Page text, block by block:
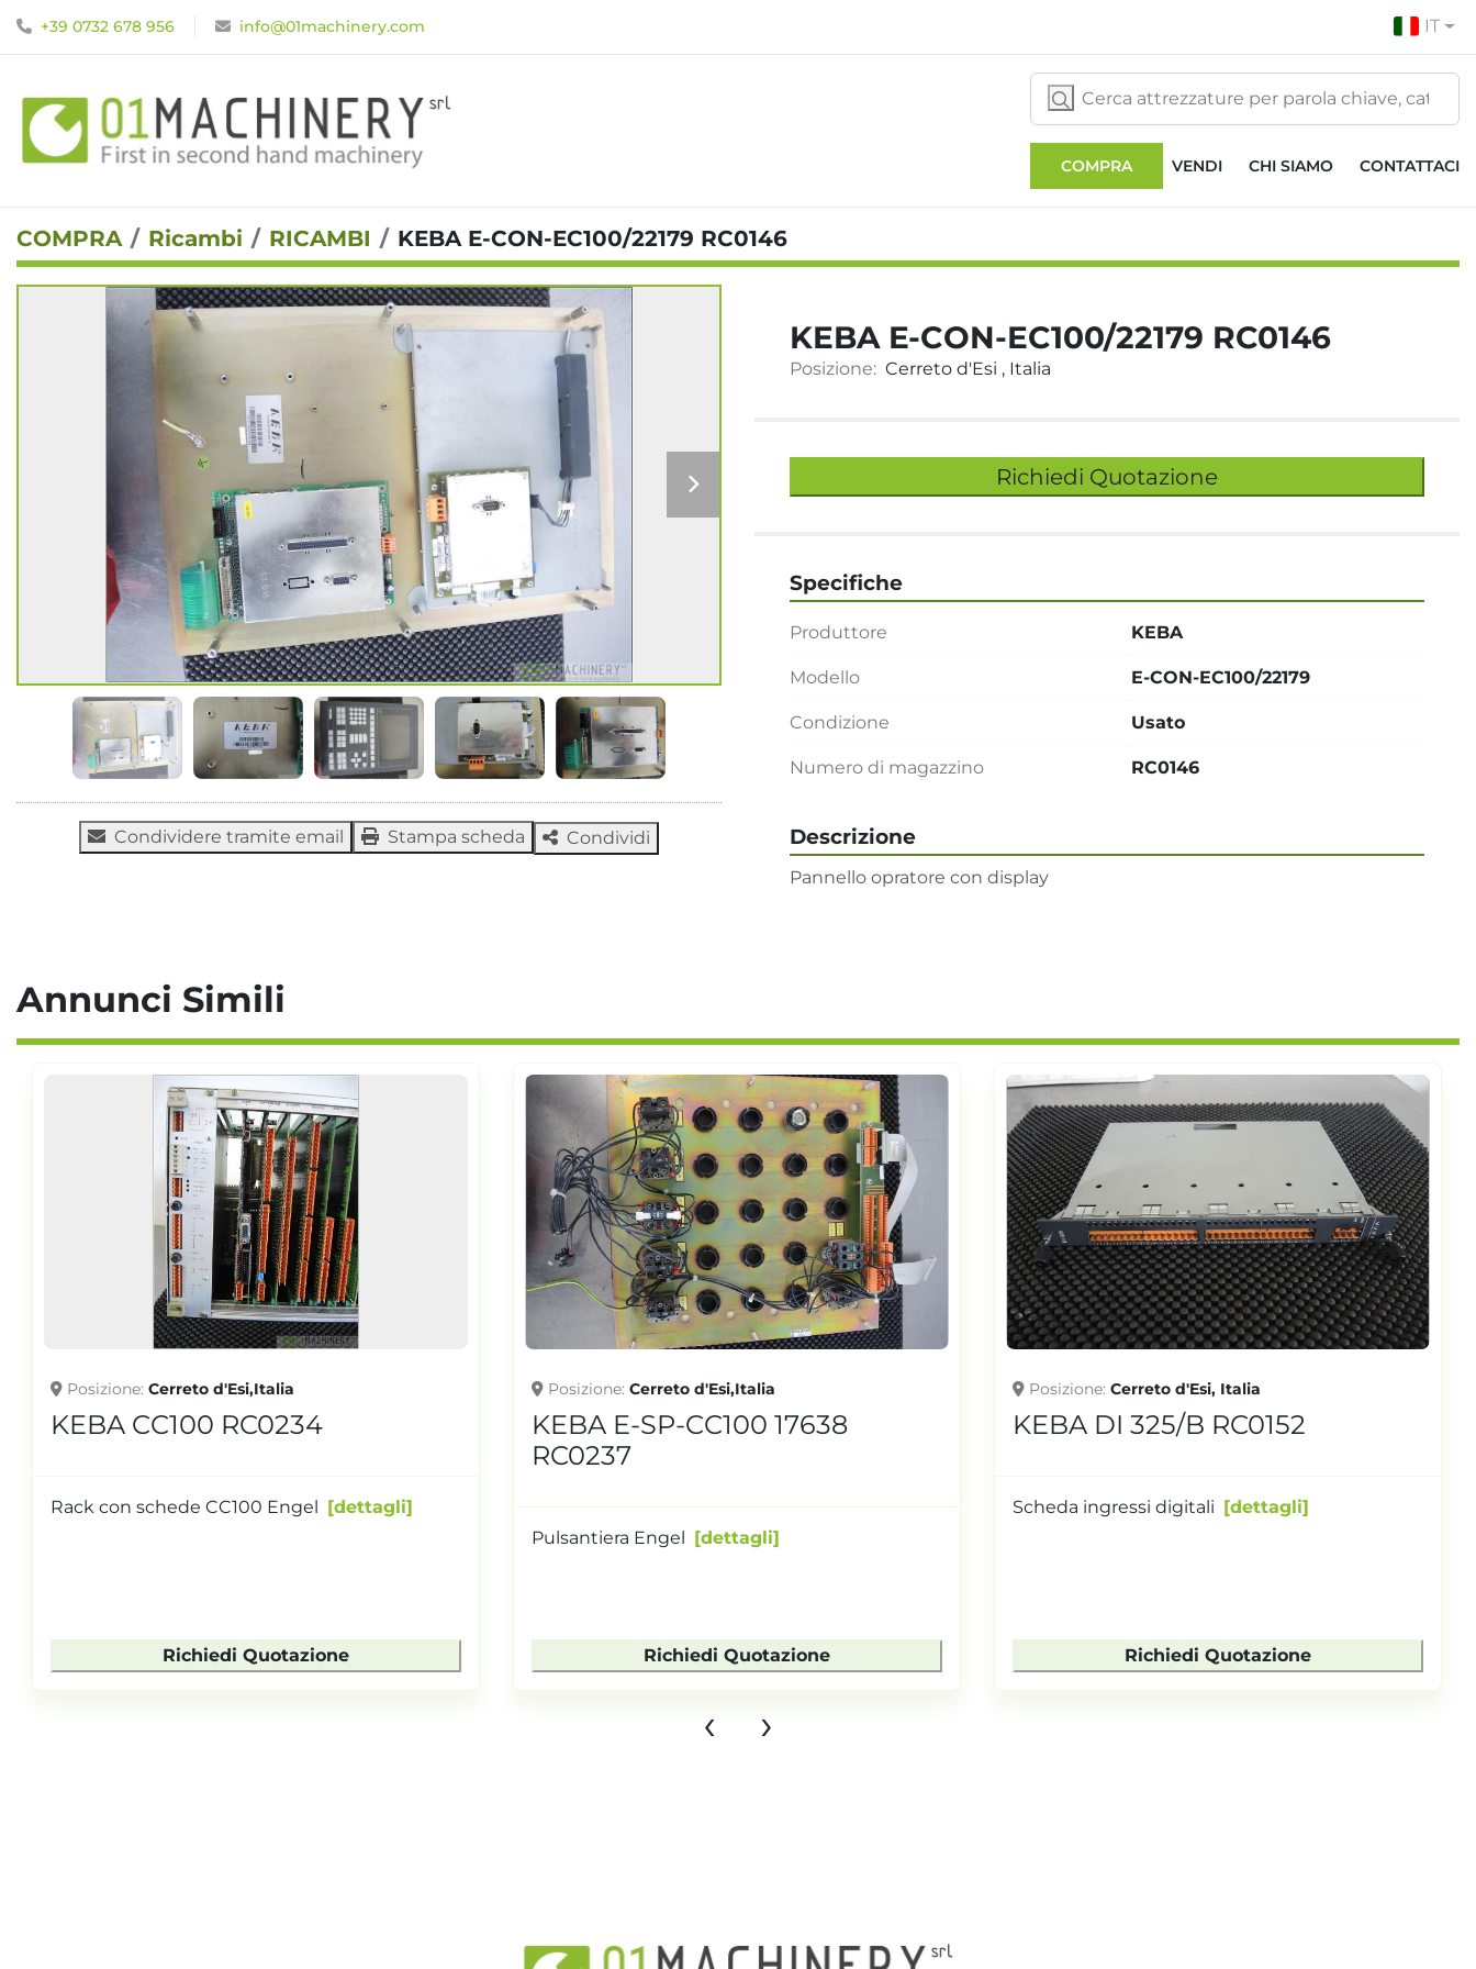
+39 0732 678 956 info@01machinery.com IT
COMPRA VENDI CHI SIAMO CONTATTACI
COMPRA Ricambi RICAMBI KEBA E-CON-EC100/22179 RC0146
Condividere tramite email Stampa scheda Condividi
KEBA E-CON-EC100/22179 RC0146
Posizione: Cerreto d'Esi , Italia
Richiedi Quotazione
Descrizione
Pannello opratore con display
Specifiche
Produttore KEBA
Modello E-CON-EC100/22179
Condizione Usato
Numero di magazzino RC0146
Annunci Simili
Posizione Cerreto d'Esi,Italia
KEBA CC100 RC0234
Rack con schede CC100 Engel dettagli
Richiedi Quotazione
Posizione Cerreto d'Esi,Italia
KEBA E-SP-CC100 17638
RC0237
Pulsantiera Engel dettagli
Richiedi Quotazione
Posizione Cerreto d'Esi, Italia
KEBA DI 325/B RC0152
Scheda ingressi digitali dettagli
Richiedi Quotazione
‹ ›